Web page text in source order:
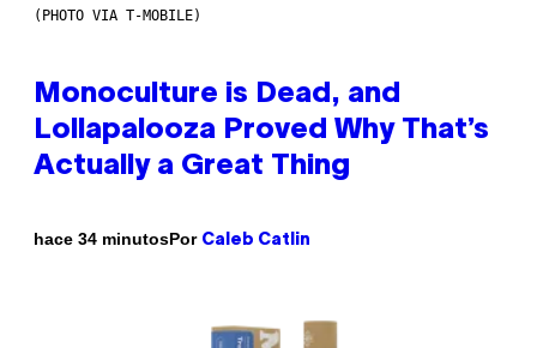
(PHOTO VIA T-MOBILE)
Monoculture is Dead, and
Lollapalooza Proved Why That’s
Actually a Great Thing
hace 34 minutosPor Caleb Catlin